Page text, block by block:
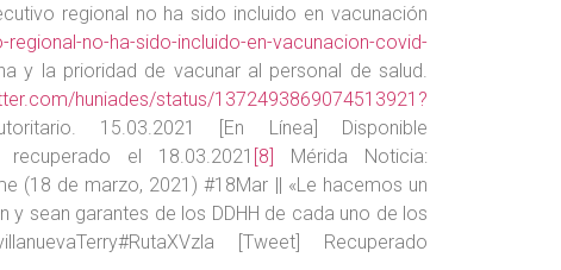
regional no ha sido incluido en vacunación
no-ha-sido-incluido-en-vacunacion-covid-
y la prioridad de vacunar al personal de salud.
huniades/status/1372493869074513921?
15.03.2021 [En Línea] Disponible
recuperado el 18.03.2021 [8]
Mérida Noticia:
(18 de marzo, 2021) #18Mar || «Le hacemos un
y sean garantes de los DDHH de cada uno de los
[Tweet] Recuperado